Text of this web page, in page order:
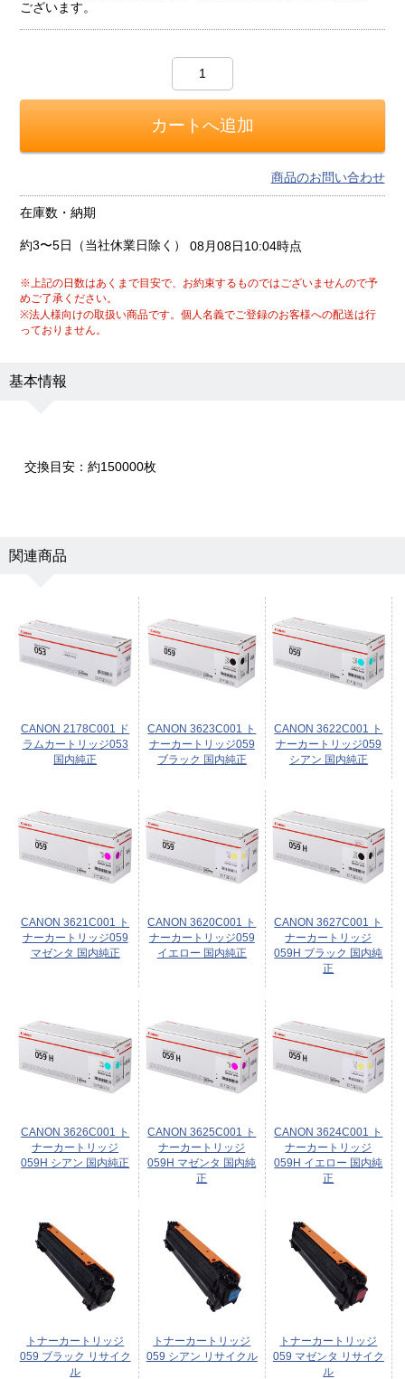
ございます。
商品のお問い合わせ
在庫数・納期
約3〜5日（当社休業日除く） 08月08日10:04時点
※上記の日数はあくまで目安で、お約束するものではございませんので予
めご了承ください。
※法人様向けの取扱い商品です。個人名義でご登録のお客様への配送は行
っておりません。
基本情報
交換目安：約150000枚
関連商品
CANON 2178C001 ド
ラムカートリッジ053
国内純正
CANON 3623C001 ト
ナーカートリッジ059
ブラック 国内純正
CANON 3622C001 ト
ナーカートリッジ059
シアン 国内純正
CANON 3621C001 ト
ナーカートリッジ059
マゼンタ 国内純正
CANON 3620C001 ト
ナーカートリッジ059
イエロー 国内純正
CANON 3627C001 ト
ナーカートリッジ
059H ブラック 国内純
正
CANON 3626C001 ト
ナーカートリッジ
059H シアン 国内純正
CANON 3625C001 ト
ナーカートリッジ
059H マゼンタ 国内純
正
CANON 3624C001 ト
ナーカートリッジ
059H イエロー 国内純
正
トナーカートリッジ
059 ブラック リサイク
ル
トナーカートリッジ
059 シアン リサイクル
トナーカートリッジ
059 マゼンタ リサイク
ル